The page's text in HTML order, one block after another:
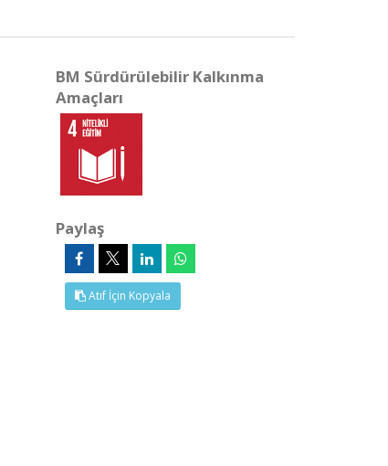
BM Sürdürülebilir Kalkınma
Amaçları
Paylaş
Atıf İçin Kopyala